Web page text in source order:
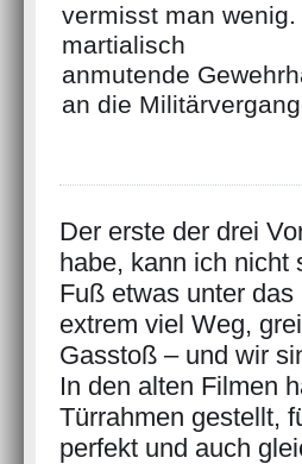
vermisst man wenig.
martialisch
anmutende
an die
Der erste der drei
habe, kann ich nicht
Fuß etwas unter
extrem viel Weg,
Gasstoß – und wir
In den alten Filmen
Türrahmen gestellt,
perfekt und auch